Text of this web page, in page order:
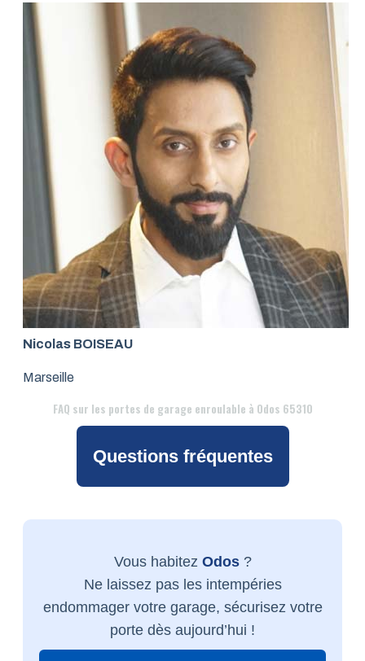
Nicolas BOISEAU
Marseille
FAQ sur les portes de garage enroulable à Odos 65310
Questions fréquentes
Vous habitez Odos?
Ne laissez pas les intempéries
endommager votre garage, sécurisez votre
porte dès aujourd’hui !